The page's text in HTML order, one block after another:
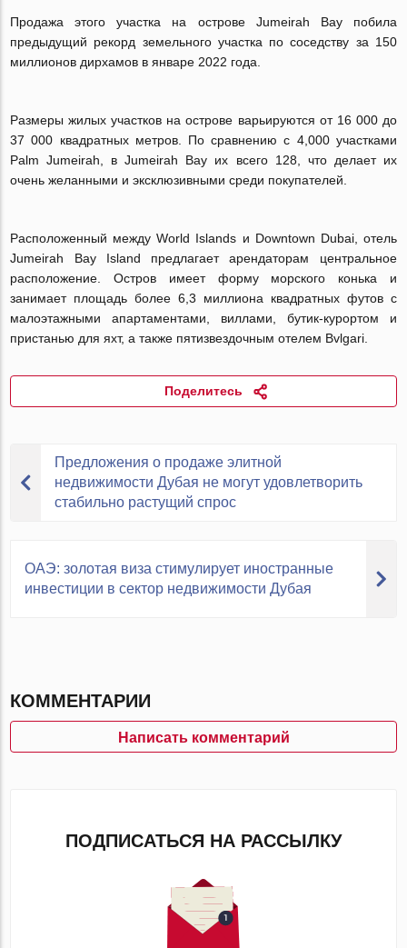
Продажа этого участка на острове Jumeirah Bay побила
предыдущий рекорд земельного участка по соседству за 150
миллионов дирхамов в январе 2022 года.
Размеры жилых участков на острове варьируются от 16 000 до
37 000 квадратных метров. По сравнению с 4,000 участками
Palm Jumeirah, в Jumeirah Bay их всего 128, что делает их
очень желанными и эксклюзивными среди покупателей.
Расположенный между World Islands и Downtown Dubai, отель
Jumeirah Bay Island предлагает арендаторам центральное
расположение. Остров имеет форму морского конька и
занимает площадь более 6,3 миллиона квадратных футов с
малоэтажными апартаментами, виллами, бутик-курортом и
пристанью для яхт, а также пятизвездочным отелем Bvlgari.
Поделитесь
Предложения о продаже элитной
недвижимости Дубая не могут удовлетворить
стабильно растущий спрос
ОАЭ: золотая виза стимулирует иностранные
инвестиции в сектор недвижимости Дубая
КОММЕНТАРИИ
Написать комментарий
ПОДПИСАТЬСЯ НА РАССЫЛКУ